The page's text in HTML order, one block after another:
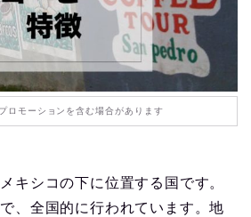
ロモーションを含む場合があります
キシコの下に位置する国です。
、全国的に行われています。地